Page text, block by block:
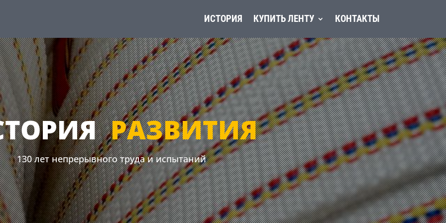
ИСТОРИЯ КУПИТЬ ЛЕНТУ КОНТАКТЫ
РАЗВИТИЯ
130 лет непрерывного труда и испытаний